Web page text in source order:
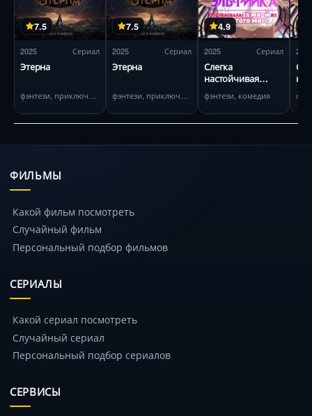
7.5
2025 Сериал
Этерна
фэнтези, приключения
7.5
2025 Сериал
Этерна
фэнтези, приключения
4.9
2025 Сериал
Слегка
настойчивая
тёмная эльфийка
последовала за
мной из другого
мира
фэнтези, комедия
2025
ФИЛЬМЫ
Какой фильм посмотреть
Случайный фильм
Персональный подбор фильмов
СЕРИАЛЫ
Какой сериал посмотреть
Случайный сериал
Персональный подбор сериалов
СЕРВИСЫ